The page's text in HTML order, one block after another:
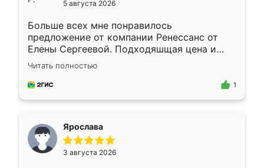
5 августа 2026
Больше всех мне понравилось
предложение от компании Ренессанс от
Елены Сергеевой. Подходяшщая цена и
короткие сроки изготовления. Приехавший
для замера сотрудник Владислав
предложил по моему эскизу самый
Читать полностью
1
Ярослава
3 августа 2026